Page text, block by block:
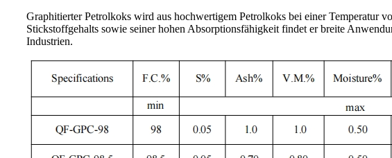
Graphitierter Petrolkoks wird aus hochwertigem Petrolkoks bei einer Temperatur
Stickstoffgehalts sowie seiner hohen Absorptionsfähigkeit findet er breite
Industrien.